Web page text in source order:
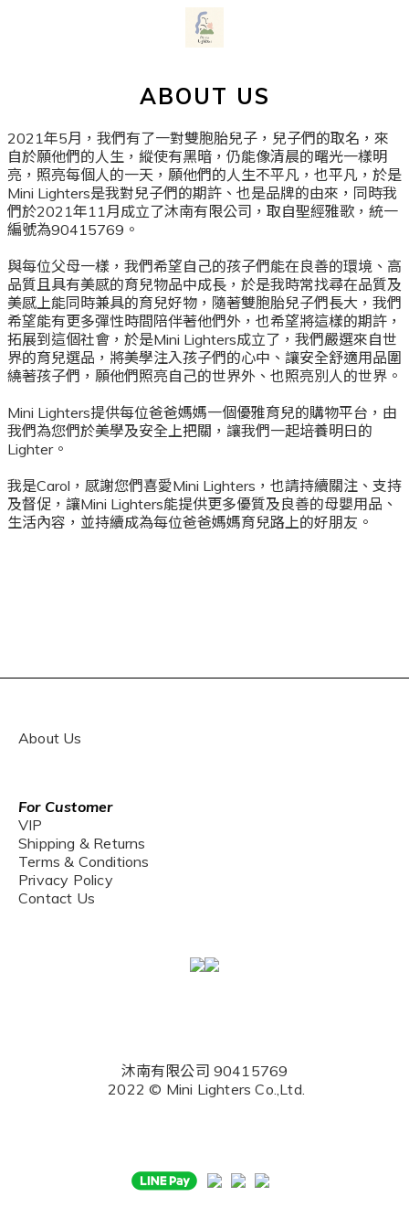
ABOUT US
2021年5月，我們有了一對雙胞胎兒子，兒子們的取名，來
自於願他們的人生，縱使有黑暗，仍能像清晨的曙光一樣明
亮，照亮每個人的一天，願他們的人生不平凡，也平凡，於是
Mini Lighters是我對兒子們的期許、也是品牌的由來，同時我
們於2021年11月成立了沐南有限公司，取自聖經雅歌，統一
編號為90415769。
與每位父母一樣，我們希望自己的孩子們能在良善的環境、高
品質且具有美感的育兒物品中成長，於是我時常找尋在品質及
美感上能同時兼具的育兒好物，隨著雙胞胎兒子們長大，我們
希望能有更多彈性時間陪伴著他們外，也希望將這樣的期許，
拓展到這個社會，於是Mini Lighters成立了，我們嚴選來自世
界的育兒選品，將美學注入孩子們的心中、讓安全舒適用品圍
繞著孩子們，願他們照亮自己的世界外、也照亮別人的世界。
Mini Lighters提供每位爸爸媽媽一個優雅育兒的購物平台，由
我們為您們於美學及安全上把關，讓我們一起培養明日的
Lighter。
我是Carol，感謝您們喜愛Mini Lighters，也請持續關注、支持
及督促，讓Mini Lighters能提供更多優質及良善的母嬰用品、
生活內容，並持續成為每位爸爸媽媽育兒路上的好朋友。
About Us
For Customer
VIP
Shipping & Returns
Terms & Conditions
Privacy Policy
Contact Us
沐南有限公司 90415769
2022 © Mini Lighters Co.,Ltd.